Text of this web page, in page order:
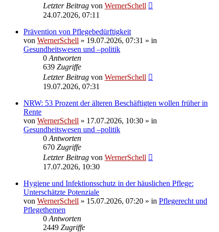
Letzter Beitrag von WernerSchell
24.07.2026, 07:11
Prävention von Pflegebedürftigkeit
von WernerSchell » 19.07.2026, 07:31 » in
Gesundheitswesen und –politik
0 Antworten
639 Zugriffe
Letzter Beitrag von WernerSchell
19.07.2026, 07:31
NRW: 53 Prozent der älteren Beschäftigten wollen früher in
Rente
von WernerSchell » 17.07.2026, 10:30 » in
Gesundheitswesen und –politik
0 Antworten
670 Zugriffe
Letzter Beitrag von WernerSchell
17.07.2026, 10:30
Hygiene und Infektionsschutz in der häuslichen Pflege:
Unterschätzte Potenziale
von WernerSchell » 15.07.2026, 07:20 » in Pflegerecht und
Pflegethemen
0 Antworten
2449 Zugriffe